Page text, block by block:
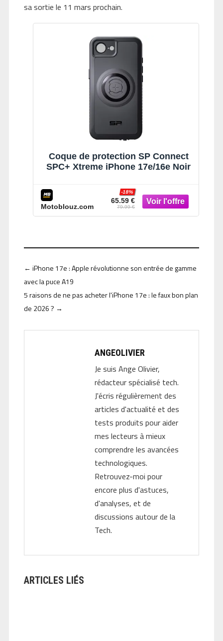
sa sortie le 11 mars prochain.
Coque de protection SP Connect
SPC+ Xtreme iPhone 17e/16e Noir
Motoblouz.com
65.59 €
-18%
79.99 €
← iPhone 17e : Apple révolutionne son entrée de gamme
avec la puce A19
5 raisons de ne pas acheter l'iPhone 17e : le faux bon plan
de 2026 ? →
ANGEOLIVIER
Je suis Ange Olivier,
rédacteur spécialisé tech.
J'écris régulièrement des
articles d'actualité et des
tests produits pour aider
mes lecteurs à mieux
comprendre les avancées
technologiques.
Retrouvez-moi pour
encore plus d'astuces,
d'analyses, et de
discussions autour de la
Tech.
ARTICLES LIÉS